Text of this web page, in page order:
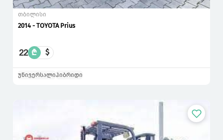
თბილისი
2014 - TOYOTA Prius
22 ₾ $
უნივერსალიჰიბრიდი